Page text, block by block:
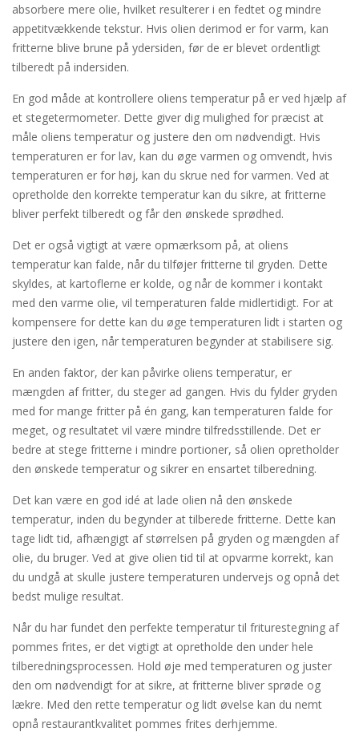
absorbere mere olie, hvilket resulterer i en fedtet og mindre
appetitvækkende tekstur. Hvis olien derimod er for varm, kan
fritterne blive brune på ydersiden, før de er blevet ordentligt
tilberedt på indersiden.
En god måde at kontrollere oliens temperatur på er ved hjælp af
et stegetermometer. Dette giver dig mulighed for præcist at
måle oliens temperatur og justere den om nødvendigt. Hvis
temperaturen er for lav, kan du øge varmen og omvendt, hvis
temperaturen er for høj, kan du skrue ned for varmen. Ved at
opretholde den korrekte temperatur kan du sikre, at fritterne
bliver perfekt tilberedt og får den ønskede sprødhed.
Det er også vigtigt at være opmærksom på, at oliens
temperatur kan falde, når du tilføjer fritterne til gryden. Dette
skyldes, at kartoflerne er kolde, og når de kommer i kontakt
med den varme olie, vil temperaturen falde midlertidigt. For at
kompensere for dette kan du øge temperaturen lidt i starten og
justere den igen, når temperaturen begynder at stabilisere sig.
En anden faktor, der kan påvirke oliens temperatur, er
mængden af fritter, du steger ad gangen. Hvis du fylder gryden
med for mange fritter på én gang, kan temperaturen falde for
meget, og resultatet vil være mindre tilfredsstillende. Det er
bedre at stege fritterne i mindre portioner, så olien opretholder
den ønskede temperatur og sikrer en ensartet tilberedning.
Det kan være en god idé at lade olien nå den ønskede
temperatur, inden du begynder at tilberede fritterne. Dette kan
tage lidt tid, afhængigt af størrelsen på gryden og mængden af
olie, du bruger. Ved at give olien tid til at opvarme korrekt, kan
du undgå at skulle justere temperaturen undervejs og opnå det
bedst mulige resultat.
Når du har fundet den perfekte temperatur til friturestegning af
pommes frites, er det vigtigt at opretholde den under hele
tilberedningsprocessen. Hold øje med temperaturen og juster
den om nødvendigt for at sikre, at fritterne bliver sprøde og
lækre. Med den rette temperatur og lidt øvelse kan du nemt
opnå restaurantkvalitet pommes frites derhjemme.